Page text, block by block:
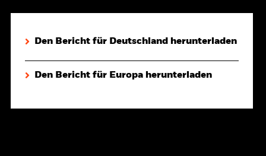
Den Bericht für Deutschland herunterladen
Den Bericht für Europa herunterladen